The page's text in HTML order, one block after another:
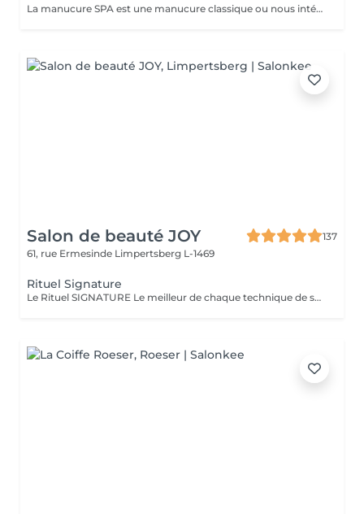
La manucure SPA est une manucure classique ou nous intégrons un gommage afin d'exfolier la peau pour la rendre plus douce avant d'appliquer un masque pour un soin profond. Aucun vernis ne sera appliqué à la fin du traitement.
Salon de beauté JOY
137
61, rue Ermesinde Limpertsberg L-1469
Rituel Signature
Le Rituel SIGNATURE Le meilleur de chaque technique de soin pour apporter un profond bien-être à l'ensemble du corps. Textures et fragrances personnalisées, un soin façonné sur-mesure. Le rituel signature est un soin très complet qui apporte à la peau une hydratation intense grâce au gommage modelant, associé à un large choix d'essences d'estime utilisé lors d'un modelage relaxant aux mouvements lents, fluides, enveloppants et harmonieux. Il procure une détente profonde et surtout une harmonisation globale de tout l'être.